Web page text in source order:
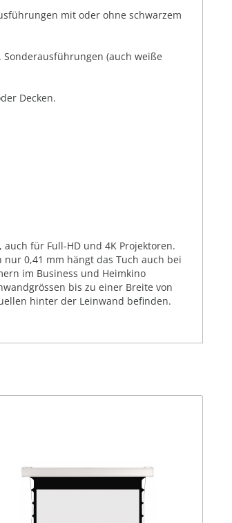
mit oder ohne schwarzem
(auch weiße
Decken.
für Full-HD und 4K Projektoren.
0,41 mm hängt das Tuch auch bei
im Business und Heimkino
bis zu einer Breite von
hinter der Leinwand befinden.